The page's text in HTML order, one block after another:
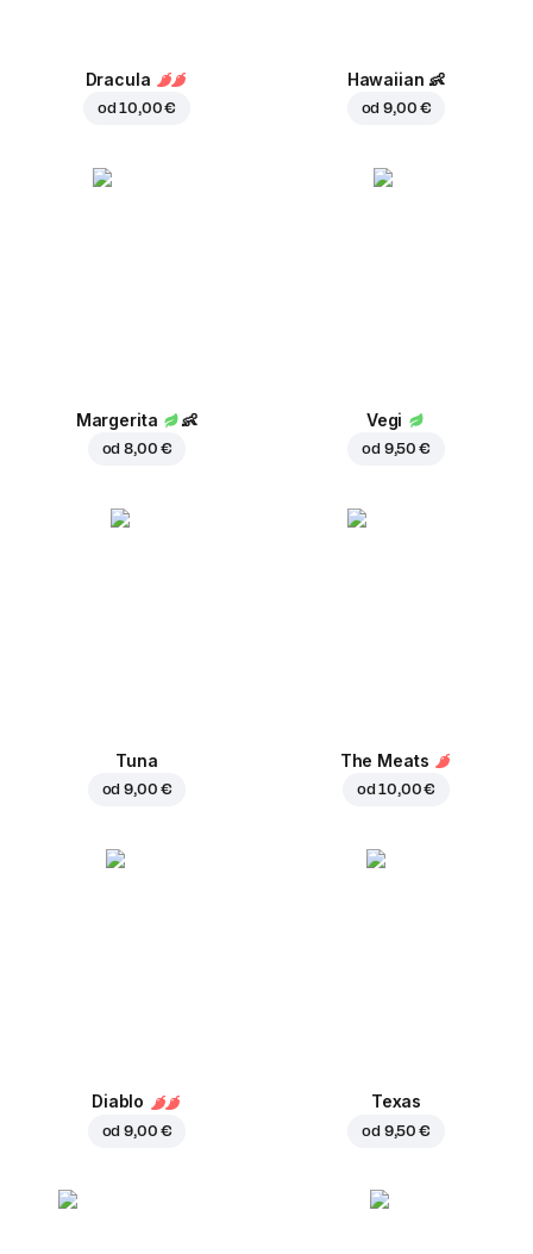
Dracula
od10,00 €
Hawaiian 👶
od9,00 €
Margerita 👶
od8,00 €
Vegi
od 9,50 €
Tuna
od9,00 €
The Meats
od10,00 €
Diablo
od9,00 €
Texas
od 9,50 €